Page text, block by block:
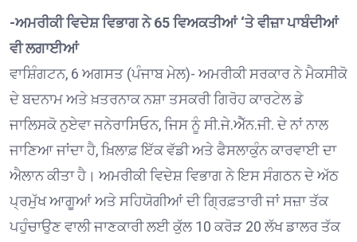
-ਅਮਰੀਕੀ ਵਿਦੇਸ਼ ਵਿਭਾਗ ਨੇ 65 ਵਿਅਕਤੀਆਂ ‘ਤੇ ਵੀਜ਼ਾ ਪਾਬੰਦੀਆਂ
ਵੀ ਲਗਾਈਆਂ
ਵਾਸ਼ਿੰਗਟਨ, 6 ਅਗਸਤ (ਪੰਜਾਬ ਮੇਲ)- ਅਮਰੀਕੀ ਸਰਕਾਰ ਨੇ ਮੈਕਸੀਕੋ
ਦੇ ਬਦਨਾਮ ਅਤੇ ਖ਼ਤਰਨਾਕ ਨਸ਼ਾ ਤਸਕਰੀ ਗਿਰੋਹ ਕਾਰਟੇਲ ਡੇ
ਜਾਲਿਸਕੋ ਨੁਏਵਾ ਜਨੇਰਾਸਿਓਨ, ਜਿਸ ਨੂੰ ਸੀ.ਜੇ.ਐੱਨ.ਜੀ. ਦੇ ਨਾਂ ਨਾਲ
ਜਾਣਿਆ ਜਾਂਦਾ ਹੈ, ਖ਼ਿਲਾਫ਼ ਇੱਕ ਵੱਡੀ ਅਤੇ ਫੈਸਲਾਕੁੰਨ ਕਾਰਵਾਈ ਦਾ
ਐਲਾਨ ਕੀਤਾ ਹੈ। ਅਮਰੀਕੀ ਵਿਦੇਸ਼ ਵਿਭਾਗ ਨੇ ਇਸ ਸੰਗਠਨ ਦੇ ਅੱਠ
ਪ੍ਰਮੁੱਖ ਆਗੂਆਂ ਅਤੇ ਸਹਿਯੋਗੀਆਂ ਦੀ ਗ੍ਰਿਫ਼ਤਾਰੀ ਜਾਂ ਸਜ਼ਾ ਤੱਕ
ਪਹੁੰਚਾਉਣ ਵਾਲੀ ਜਾਣਕਾਰੀ ਲਈ ਕੁੱਲ 10 ਕਰੋੜ 20 ਲੱਖ ਡਾਲਰ ਤੱਕ